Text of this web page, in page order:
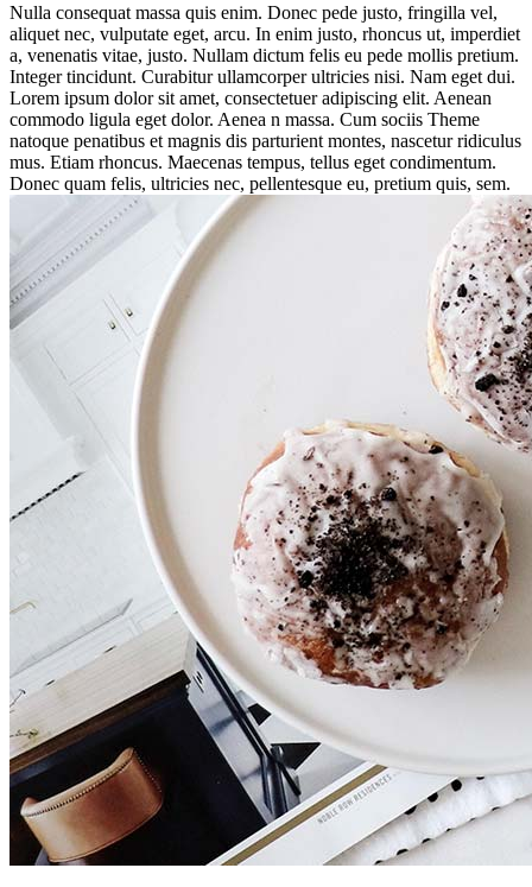
Nulla consequat massa quis enim. Donec pede justo, fringilla vel,
aliquet nec, vulputate eget, arcu. In enim justo, rhoncus ut, imperdiet
a, venenatis vitae, justo. Nullam dictum felis eu pede mollis pretium.
Integer tincidunt. Curabitur ullamcorper ultricies nisi. Nam eget dui.
Lorem ipsum dolor sit amet, consectetuer adipiscing elit. Aenean
commodo ligula eget dolor. Aenea n massa. Cum sociis Theme
natoque penatibus et magnis dis parturient montes, nascetur ridiculus
mus. Etiam rhoncus. Maecenas tempus, tellus eget condimentum.
Donec quam felis, ultricies nec, pellentesque eu, pretium quis, sem.